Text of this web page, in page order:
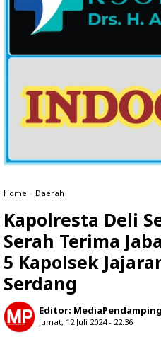
Home » Daerah
Kapolresta Deli
Serah Terima
5 Kapolsek
Serdang
Editor:
Jumat, 12 Juli 2024 - 22.36